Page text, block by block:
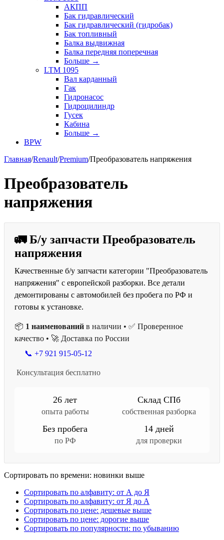
АКПП
Бак гидравлический
Бак гидравлический (гидробак)
Бак топливный
Балка выдвижная
Балка передняя поперечная
Больше →
LTM 1095
Вал карданный
Гак
Гидронасос
Гидроцилиндр
Гусек
Кабина
Больше →
BPW
Главная/Renault/Premium/Преобразователь напряжения
Преобразователь
напряжения
🚛 Б/у запчасти Преобразователь
напряжения
Качественные б/у запчасти категории "Преобразователь
напряжения" с европейской разборки. Все детали
демонтированы с автомобилей без пробега по РФ и
готовы к установке.
📦 1 наименований в наличии • ✅ Проверенное
качество • 🚀 Доставка по России
📞 +7 921 915-05-12
Консультация бесплатно
26 лет
опыта работы
Склад СПб
собственная разборка
Без пробега
по РФ
14 дней
для проверки
Сортировать по времени: новинки выше
Сортировать по алфавиту: от А до Я
Сортировать по алфавиту: от Я до А
Сортировать по цене: дешевые выше
Сортировать по цене: дорогие выше
Сортировать по популярности: по убыванию